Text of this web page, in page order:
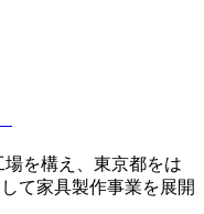
を構え、東京都をは
て家具製作事業を展開